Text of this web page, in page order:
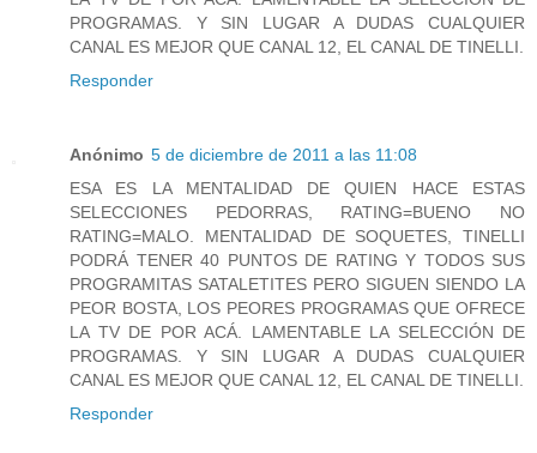
PROGRAMAS. Y SIN LUGAR A DUDAS CUALQUIER
CANAL ES MEJOR QUE CANAL 12, EL CANAL DE TINELLI.
Responder
Anónimo 5 de diciembre de 2011 a las 11:08
ESA ES LA MENTALIDAD DE QUIEN HACE ESTAS
SELECCIONES PEDORRAS, RATING=BUENO NO
RATING=MALO. MENTALIDAD DE SOQUETES, TINELLI
PODRÁ TENER 40 PUNTOS DE RATING Y TODOS SUS
PROGRAMITAS SATALETITES PERO SIGUEN SIENDO LA
PEOR BOSTA, LOS PEORES PROGRAMAS QUE OFRECE
LA TV DE POR ACÁ. LAMENTABLE LA SELECCIÓN DE
PROGRAMAS. Y SIN LUGAR A DUDAS CUALQUIER
CANAL ES MEJOR QUE CANAL 12, EL CANAL DE TINELLI.
Responder